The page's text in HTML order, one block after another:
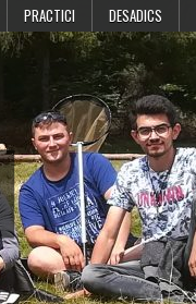
PRACTICI DESADICS